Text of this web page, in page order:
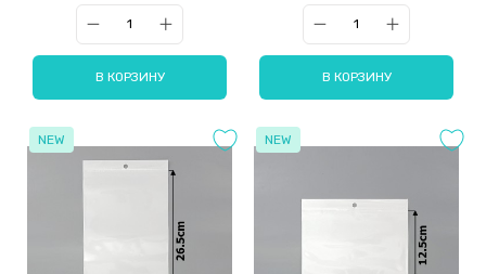
В КОРЗИНУ В КОРЗИНУ
NEW NEW